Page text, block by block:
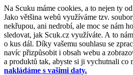
Na Scuku máme cookies, a to nejen ty
Jako většina webů využíváme tzv.
nekřupou, ani nedrobí, ale moc se nám
sledovat, jak Scuk.cz využíváte. A to
o kus dál. Díky vašemu souhlasu se
navíc přizpůsobit i obsah webu a
a produktů tak, abyste si ji vychutnali co
nakládáme s vašimi daty.